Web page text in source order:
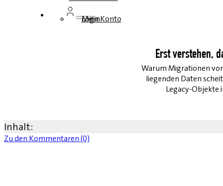
Login
Mein Konto
Erst verstehen,
Warum Migrationen
liegenden Daten
Legacy-
Inhalt:
Zu den Kommentaren (0)